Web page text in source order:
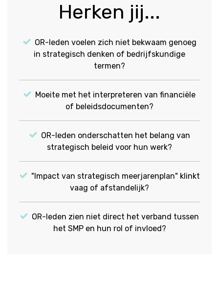
Herken jij...
OR-leden voelen zich niet bekwaam genoeg
in strategisch denken of bedrijfskundige
termen?
Moeite met het interpreteren van financiële
of beleidsdocumenten?
OR-leden onderschatten het belang van
strategisch beleid voor hun werk?
"Impact van strategisch meerjarenplan" klinkt
vaag of afstandelijk?
OR-leden zien niet direct het verband tussen
het SMP en hun rol of invloed?